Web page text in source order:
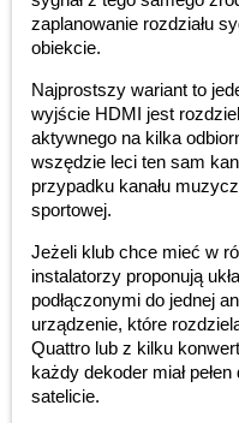
zaplanowanie rozdziału
obiekcie.
Najprostszy wariant to
wyjście HDMI jest
aktywnego na kilka
wszędzie leci ten sam
przypadku kanału
sportowej.
Jeżeli klub chce mieć w
instalatorzy proponują
podłączonymi do jednej
urządzenie, które
Quattro lub z kilku
każdy dekoder miał
satelicie.